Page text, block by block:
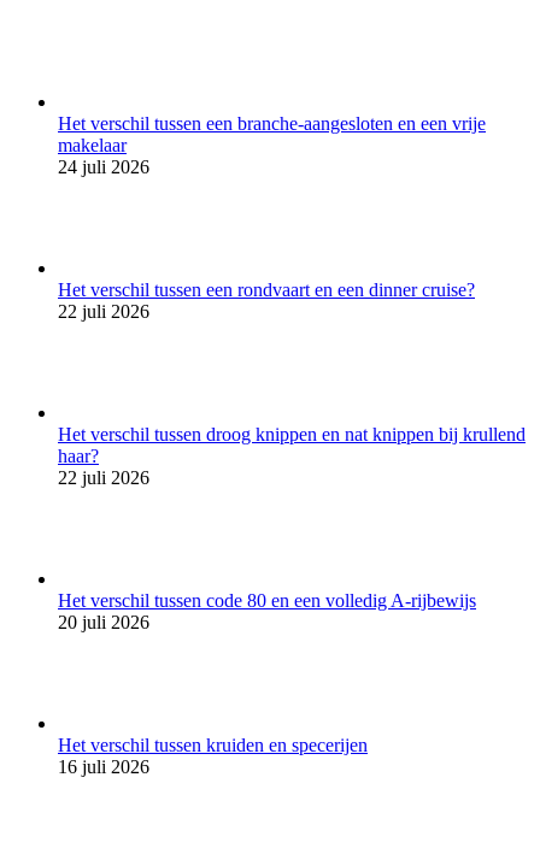
Het verschil tussen een branche-aangesloten en een vrije
makelaar
24 juli 2026
Het verschil tussen een rondvaart en een dinner cruise?
22 juli 2026
Het verschil tussen droog knippen en nat knippen bij krullend
haar?
22 juli 2026
Het verschil tussen code 80 en een volledig A-rijbewijs
20 juli 2026
Het verschil tussen kruiden en specerijen
16 juli 2026